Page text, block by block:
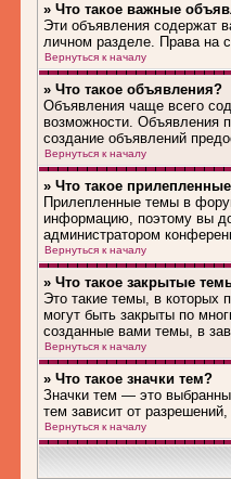
» Что такое важные
Эти объявления содержат
личном разделе. Права на
Вернуться к началу
» Что такое объявления?
Объявления чаще всего
возможности. Объявления
создание объявлений
Вернуться к началу
» Что такое
Прилепленные темы в
информацию, поэтому вы
администратором
Вернуться к началу
» Что такое закрытые
Это такие темы, в которых
могут быть закрыты по
созданные вами темы, в
Вернуться к началу
» Что такое значки тем?
Значки тем — это
тем зависит от
Вернуться к началу